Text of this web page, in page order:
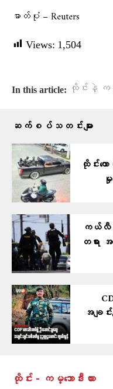
ဓာတ်ပုံ – Reuters
Views: 1,504
In this article: ထိုင်းနဲ့ က
ဆက်စပ်သတင်းများ
ထိုင်းတ
ကယ်လီ
တရာ
အချ
ထိုင်း - ကမ္ဘောဒီးယား